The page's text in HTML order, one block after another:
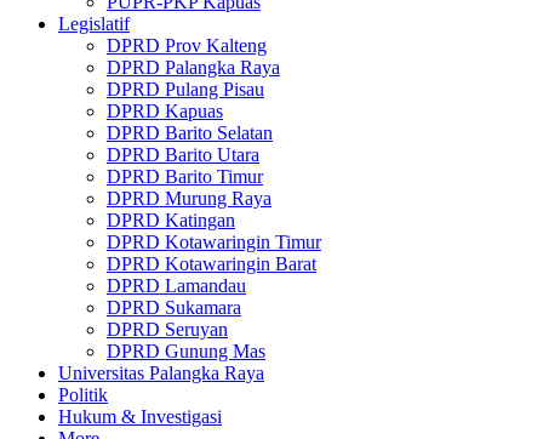
Legislatif
DPRD Prov Kalteng
DPRD Palangka Raya
DPRD Pulang Pisau
DPRD Kapuas
DPRD Barito Selatan
DPRD Barito Utara
DPRD Barito Timur
DPRD Murung Raya
DPRD Katingan
DPRD Kotawaringin Timur
DPRD Kotawaringin Barat
DPRD Lamandau
DPRD Sukamara
DPRD Seruyan
DPRD Gunung Mas
Universitas Palangka Raya
Politik
Hukum & Investigasi